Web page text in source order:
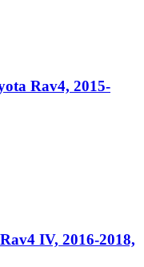
Rav4, 2015-
IV, 2016-2018,